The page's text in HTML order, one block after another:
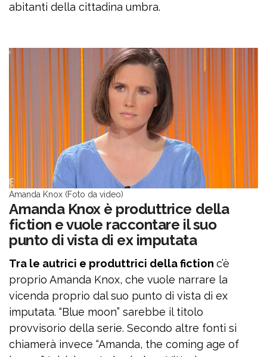
abitanti della cittadina umbra.
Amanda Knox (Foto da video)
Amanda Knox è produttrice della
fiction e vuole raccontare il suo
punto di vista di ex imputata
Tra le autrici e produttrici della fiction c’è
proprio Amanda Knox, che vuole narrare la
vicenda proprio dal suo punto di vista di ex
imputata. “Blue moon” sarebbe il titolo
provvisorio della serie. Secondo altre fonti si
chiamerà invece “Amanda, the coming age of